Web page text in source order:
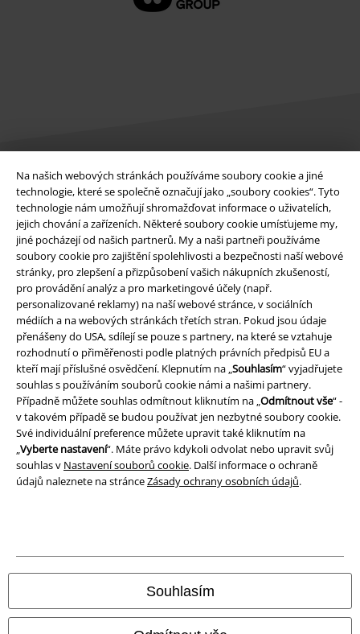
Na našich webových stránkách používáme soubory cookie a jiné
technologie, které se společně označují jako „soubory cookies“. Tyto
technologie nám umožňují shromažďovat informace o uživatelích,
jejich chování a zařízeních. Některé soubory cookie umísťujeme my,
jiné pocházejí od našich partnerů. My a naši partneři používáme
soubory cookie pro zajištění spolehlivosti a bezpečnosti naší webové
stránky, pro zlepšení a přizpůsobení vašich nákupních zkušeností,
pro provádění analýz a pro marketingové účely (např.
personalizované reklamy) na naší webové stránce, v sociálních
médiích a na webových stránkách třetích stran. Pokud jsou údaje
přenášeny do USA, sdílejí se pouze s partnery, na které se vztahuje
rozhodnutí o přiměřenosti podle platných právních předpisů EU a
kteří mají příslušné osvědčení. Klepnutím na „Souhlasím“ vyjadřujete
souhlas s používáním souborů cookie námi a našimi partnery.
Případně můžete souhlas odmítnout kliknutím na „Odmítnout vše“ -
v takovém případě se budou používat jen nezbytné soubory cookie.
Své individuální preference můžete upravit také kliknutím na
„Vyberte nastavení“. Máte právo kdykoli odvolat nebo upravit svůj
souhlas v Nastavení souborů cookie. Další informace o ochraně
údajů naleznete na stránceZásady ochrany osobních údajů.
Souhlasím
Právní informace
Podmínky
Prohlášení
Ochrana osobních údajů
Likvidace odpadu a ochrana životního prostředí
Prohlášení o shodě
Informace o přístupnosti
Nastavení souborů cookie
Odstoupení od smlouvy
Naše online obchody